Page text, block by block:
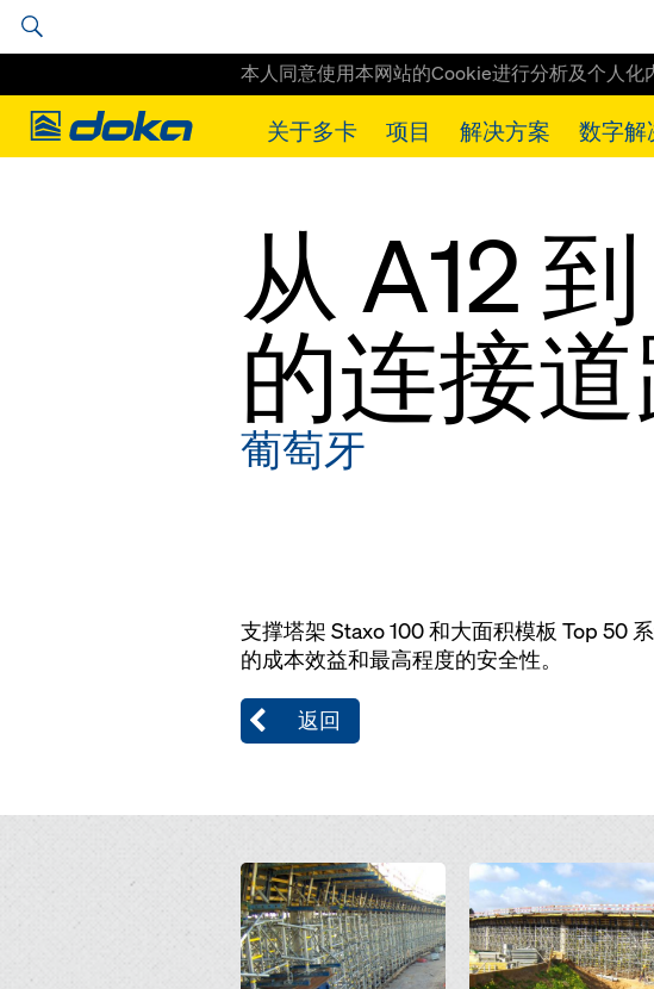
本人同意使用本网站的Cookie进行分析及个人化
Doka
关于多卡 项目 解决方案 数字解
Doka 工程实例 从 A12 到 Alto da Guerra 的连接道路
从 A12
的连接
葡萄牙
支撑塔架 Staxo 100 和大面积模板 Top 50
的成本效益和最高程度的安全性。
返回
Open Open